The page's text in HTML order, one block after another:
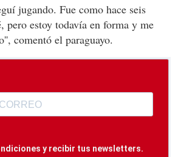
jugando. Fue como hace seis
pero estoy todavía en forma y me
comentó el paraguayo.
y recibir tus newsletters.